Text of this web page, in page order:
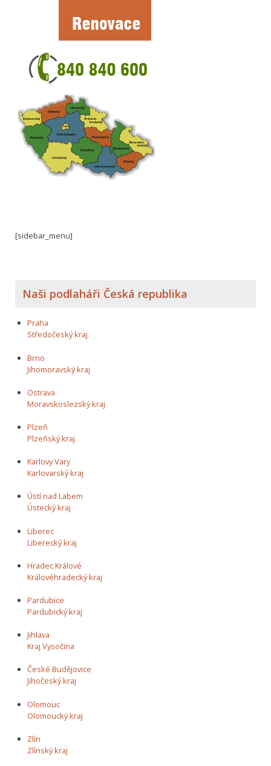
[sidebar_menu]
Naši podlaháři Česká republika
Praha
Středočeský kraj
Brno
Jihomoravský kraj
Ostrava
Moravskoslezský kraj
Plzeň
Plzeňský kraj
Karlovy Vary
Karlovarský kraj
Ústí nad Labem
Ústecký kraj
Liberec
Liberecký kraj
Hradec Králové
Královéhradecký kraj
Pardubice
Pardubický kraj
Jihlava
Kraj Vysočina
České Budějovice
Jihočeský kraj
Olomouc
Olomoucký kraj
Zlín
Zlínský kraj